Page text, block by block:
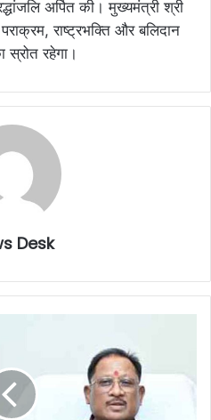
अर्पित की। मुख्यमंत्री श्री
राष्ट्रभक्ति और बलिदान
स्रोत रहेगा।
Desk